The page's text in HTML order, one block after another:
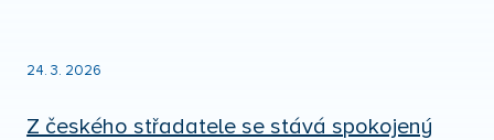
24. 3. 2026
Z českého střadatele se stává spokojený